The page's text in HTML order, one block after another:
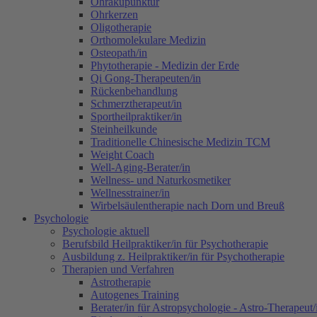
Ohrkerzen
Oligotherapie
Orthomolekulare Medizin
Osteopath/in
Phytotherapie - Medizin der Erde
Qi Gong-Therapeuten/in
Rückenbehandlung
Schmerztherapeut/in
Sportheilpraktiker/in
Steinheilkunde
Traditionelle Chinesische Medizin TCM
Weight Coach
Well-Aging-Berater/in
Wellness- und Naturkosmetiker
Wellnesstrainer/in
Wirbelsäulentherapie nach Dorn und Breuß
Psychologie
Psychologie aktuell
Berufsbild Heilpraktiker/in für Psychotherapie
Ausbildung z. Heilpraktiker/in für Psychotherapie
Therapien und Verfahren
Astrotherapie
Autogenes Training
Berater/in für Astropsychologie - Astro-